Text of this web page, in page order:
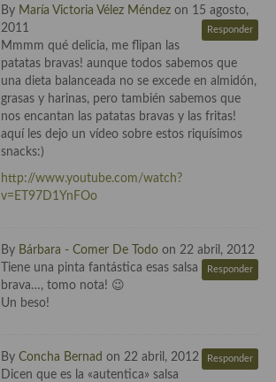
By María Victoria Vélez Méndez on 15 agosto,
2011
Responder
Mmmm qué delicia, me flipan las
patatas bravas! aunque todos sabemos que
una dieta balanceada no se excede en almidón,
grasas y harinas, pero también sabemos que
nos encantan las patatas bravas y las fritas!
aquí les dejo un vídeo sobre estos riquísimos
snacks:)
http://www.youtube.com/watch?
v=ET97D1YnFOo
By Bárbara - Comer De Todo on 22 abril, 2012
Responder
Tiene una pinta fantástica esas salsa
brava…, tomo nota! 😉
Un beso!
By Concha Bernad on 22 abril, 2012 Responder
Dicen que es la «autentica» salsa